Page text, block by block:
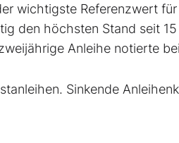
wichtigste Referenzwert
den höchsten Stand seit
Anleihe notierte
Sinkende